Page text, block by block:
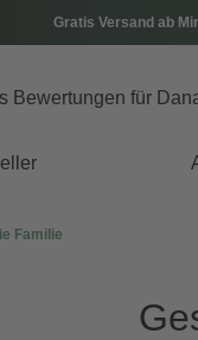
Gratis Versand ab
Familie